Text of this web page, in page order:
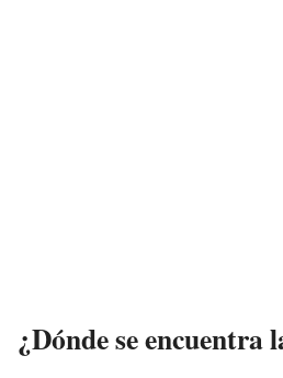
¿Dónde se encuentra